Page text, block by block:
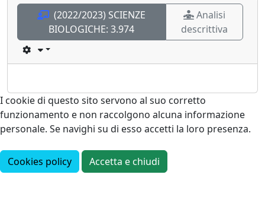
(2022/2023) SCIENZE
BIOLOGICHE:3.974
Analisi
descrittiva
I cookie di questo sito servono al suo corretto
funzionamento e non raccolgono alcuna informazione
personale. Se navighi su di esso accetti la loro presenza.
Cookies policy Accetta e chiudi